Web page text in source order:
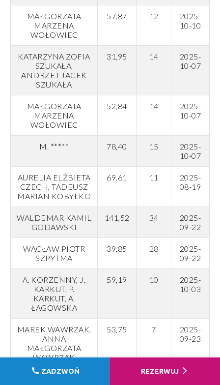
MAŁGORZATA
MARZENA
WOŁOWIEC
57,87 12
2025-
10-10
KATARZYNA ZOFIA
SZUKAŁA,
ANDRZEJ JACEK
SZUKAŁA
31,95 14
2025-
10-07
MAŁGORZATA
MARZENA
WOŁOWIEC
52,84 14
2025-
10-07
M. ***** 78,40 15
2025-
10-07
AURELIA ELŻBIETA
CZECH, TADEUSZ
MARIAN KOBYŁKO
69,61 11
2025-
08-19
WALDEMAR KAMIL
GODAWSKI
141,52 34
2025-
09-22
WACŁAW PIOTR
SZPYTMA
39,85 28
2025-
09-22
A. KORZENNY, J.
KARKUT, P.
KARKUT, A.
ŁAGOWSKA
59,19 10
2025-
10-03
MAREK WAWRZAK,
ANNA
MAŁGORZATA
WAWRZAK
53,75 7
2025-
09-23
call ZADZWOŃ REZERWUJ arrow_forward_ios